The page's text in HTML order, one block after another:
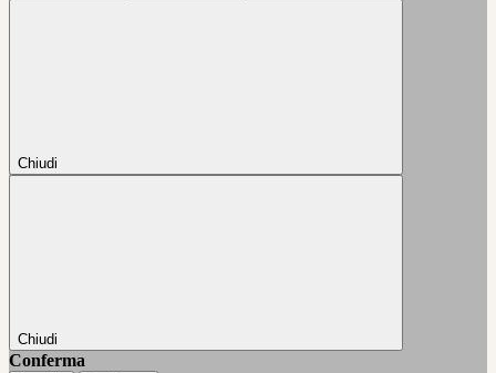
Chiudi
Chiudi
Conferma